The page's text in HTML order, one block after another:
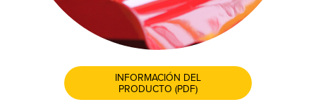
INFORMACIÓN DEL
PRODUCTO (PDF)